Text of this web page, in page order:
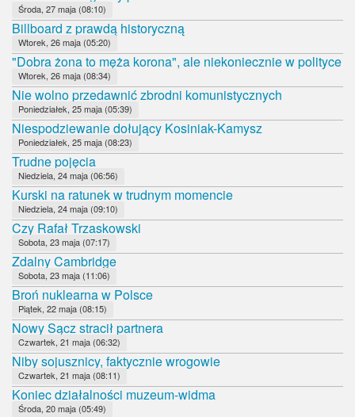
Środa, 27 maja (08:10)
Billboard z prawdą historyczną
Wtorek, 26 maja (05:20)
"Dobra żona to męża korona", ale niekoniecznie w polityce
Wtorek, 26 maja (08:34)
Nie wolno przedawnić zbrodni komunistycznych
Poniedziałek, 25 maja (05:39)
Niespodziewanie dołujący Kosiniak-Kamysz
Poniedziałek, 25 maja (08:23)
Trudne pojęcia
Niedziela, 24 maja (06:56)
Kurski na ratunek w trudnym momencie
Niedziela, 24 maja (09:10)
Czy Rafał Trzaskowski
Sobota, 23 maja (07:17)
Zdalny Cambridge
Sobota, 23 maja (11:06)
Broń nuklearna w Polsce
Piątek, 22 maja (08:15)
Nowy Sącz stracił partnera
Czwartek, 21 maja (06:32)
Niby sojusznicy, faktycznie wrogowie
Czwartek, 21 maja (08:11)
Koniec działalności muzeum-widma
Środa, 20 maja (05:49)